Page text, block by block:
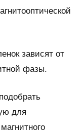
зависят от
фазы.
для